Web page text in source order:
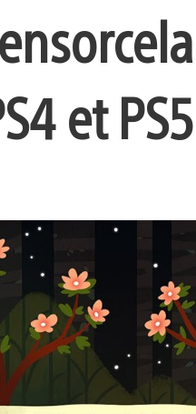
et PS5